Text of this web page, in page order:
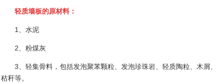
轻质墙板的原材料：
1 、水泥
2 、粉煤灰
3 、轻集骨料，包括发泡聚苯颗粒、发泡珍珠岩、轻质陶粒、木屑、
秸秆等。